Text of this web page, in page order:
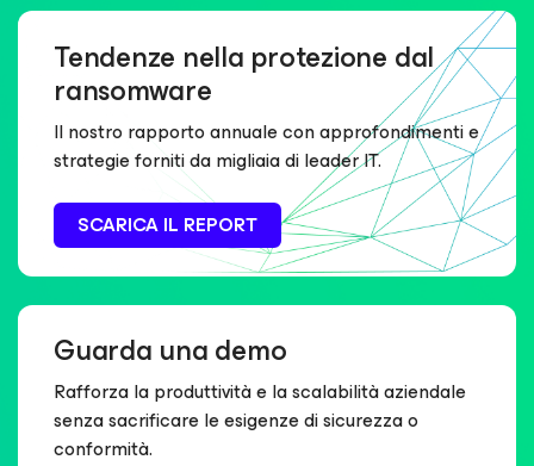
Tendenze nella protezione dal
ransomware
Il nostro rapporto annuale con approfondimenti e
strategie forniti da migliaia di leader IT.
SCARICA IL REPORT
Guarda una demo
Rafforza la produttività e la scalabilità aziendale
senza sacrificare le esigenze di sicurezza o
conformità.